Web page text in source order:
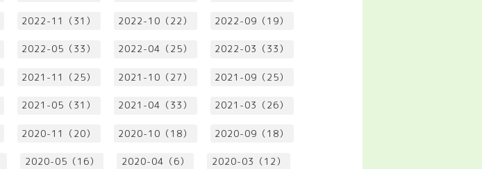
2022-11（31） 2022-10（22） 2022-09（19）
2022-05（33） 2022-04（25） 2022-03（33）
2021-11（25） 2021-10（27） 2021-09（25）
2021-05（31） 2021-04（33） 2021-03（26）
2020-11（20） 2020-10（18） 2020-09（18）
2020-05（16） 2020-04（6） 2020-03（12）